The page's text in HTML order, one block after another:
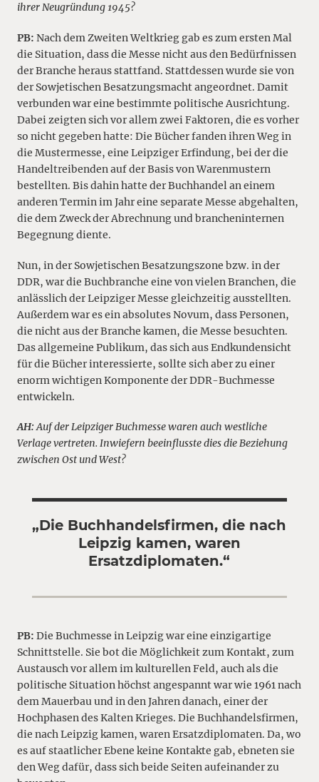
ihrer Neugründung 1945?
PB: Nach dem Zweiten Weltkrieg gab es zum ersten Mal
die Situation, dass die Messe nicht aus den Bedürfnissen
der Branche heraus stattfand. Stattdessen wurde sie von
der Sowjetischen Besatzungsmacht angeordnet. Damit
verbunden war eine bestimmte politische Ausrichtung.
Dabei zeigten sich vor allem zwei Faktoren, die es vorher
so nicht gegeben hatte: Die Bücher fanden ihren Weg in
die Mustermesse, eine Leipziger Erfindung, bei der die
Handeltreibenden auf der Basis von Warenmustern
bestellten. Bis dahin hatte der Buchhandel an einem
anderen Termin im Jahr eine separate Messe abgehalten,
die dem Zweck der Abrechnung und brancheninternen
Begegnung diente.
Nun, in der Sowjetischen Besatzungszone bzw. in der
DDR, war die Buchbranche eine von vielen Branchen, die
anlässlich der Leipziger Messe gleichzeitig ausstellten.
Außerdem war es ein absolutes Novum, dass Personen,
die nicht aus der Branche kamen, die Messe besuchten.
Das allgemeine Publikum, das sich aus Endkundensicht
für die Bücher interessierte, sollte sich aber zu einer
enorm wichtigen Komponente der DDR-Buchmesse
entwickeln.
AH:Auf der Leipziger Buchmesse waren auch westliche
Verlage vertreten. Inwiefern beeinflusste dies die Beziehung
zwischen Ost und West?
„Die Buchhandelsfirmen, die nach
Leipzig kamen, waren
Ersatzdiplomaten.“
PB: Die Buchmesse in Leipzig war eine einzigartige
Schnittstelle. Sie bot die Möglichkeit zum Kontakt, zum
Austausch vor allem im kulturellen Feld, auch als die
politische Situation höchst angespannt war wie 1961 nach
dem Mauerbau und in den Jahren danach, einer der
Hochphasen des Kalten Krieges. Die Buchhandelsfirmen,
die nach Leipzig kamen, waren Ersatzdiplomaten. Da, wo
es auf staatlicher Ebene keine Kontakte gab, ebneten sie
den Weg dafür, dass sich beide Seiten aufeinander zu